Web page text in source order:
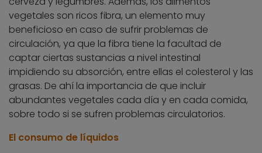
vegetales son ricos fibra, un elemento muy
beneficioso en caso de sufrir problemas de
circulación, ya que la fibra tiene la facultad de
captar ciertas sustancias a nivel intestinal
impidiendo su absorción, entre ellas el colesterol y las
grasas. De ahí la importancia de que incluir
abundantes vegetales cada día y en cada comida,
sobre todo si se sufren problemas circulatorios.
El consumo de líquidos